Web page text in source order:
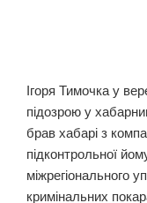
Ігоря Тимочка у
підозрою у
брав хабарі з
підконтрольної
міжрегіонального
кримінальних